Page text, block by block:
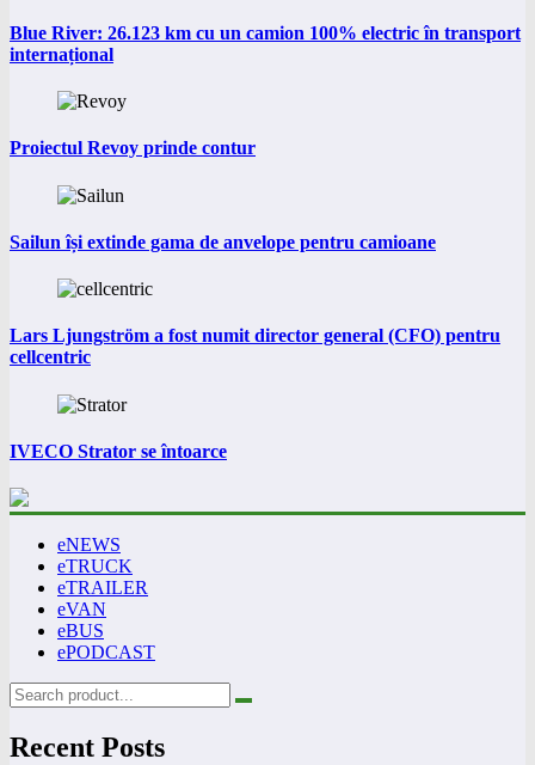
Blue River: 26.123 km cu un camion 100% electric în transport
internațional
Proiectul Revoy prinde contur
Sailun își extinde gama de anvelope pentru camioane
Lars Ljungström a fost numit director general (CFO) pentru
cellcentric
IVECO Strator se întoarce
eNEWS
eTRUCK
eTRAILER
eVAN
eBUS
ePODCAST
Recent Posts